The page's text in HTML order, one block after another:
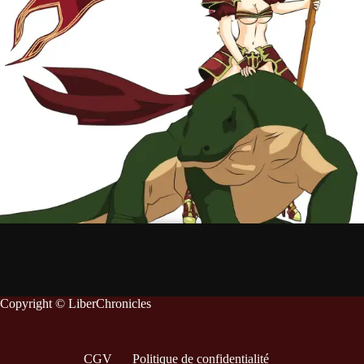
Copyright © LiberChronicles
CGV Politique de confidentialité